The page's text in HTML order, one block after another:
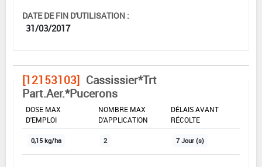
DATE DE FIN D'UTILISATION :
31/03/2017
[12153103] Cassissier*Trt
Part.Aer.*Pucerons
DOSE MAX
D'EMPLOI
NOMBRE MAX
D'APPLICATION
DÉLAIS AVANT
RÉCOLTE
0,15 kg/ha 2 7 Jour (s)